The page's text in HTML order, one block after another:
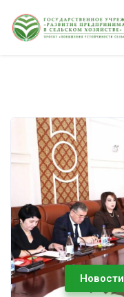
Новости